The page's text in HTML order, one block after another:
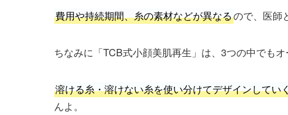
費用や持続期間、糸の素材などが異なるので、医師
ちなみに「TCB式小顔美肌再生」は、3つの中でも
溶ける糸・溶けない糸を使い分けてデザインしてい
んよ。